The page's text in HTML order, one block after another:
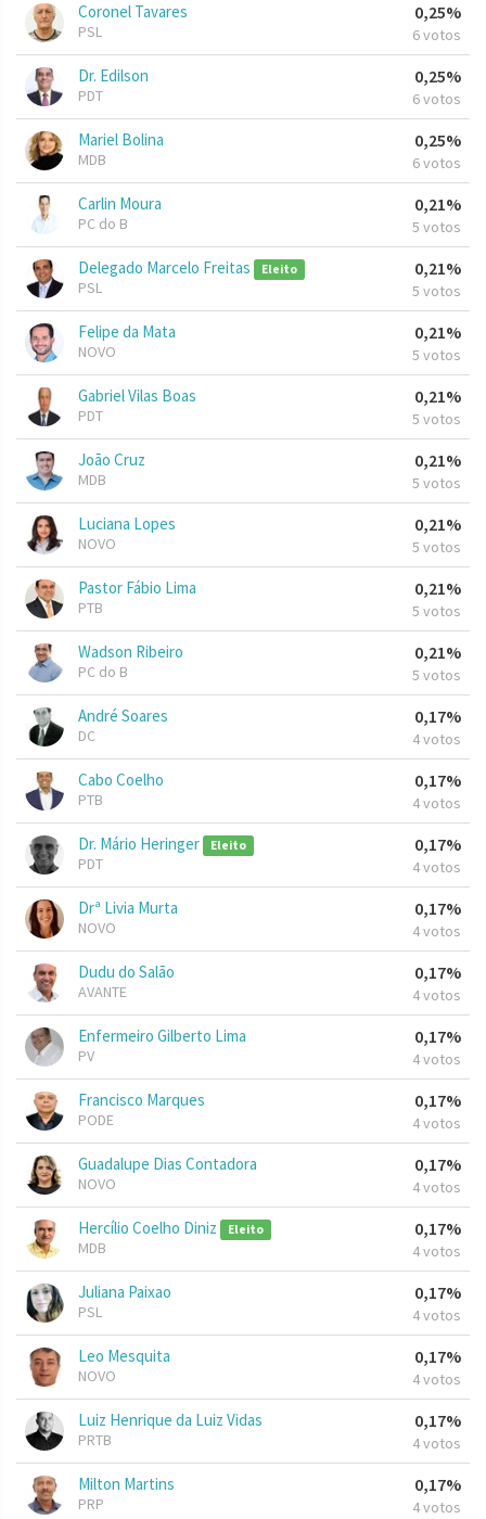
Coronel Tavares
PSL
0,25%
6 votos
Dr. Edilson
PDT
0,25%
6 votos
Mariel Bolina
MDB
0,25%
6 votos
Carlin Moura
PC do B
0,21%
5 votos
Delegado Marcelo Freitas Eleito
PSL
0,21%
5 votos
Felipe da Mata
NOVO
0,21%
5 votos
Gabriel Vilas Boas
PDT
0,21%
5 votos
João Cruz
MDB
0,21%
5 votos
Luciana Lopes
NOVO
0,21%
5 votos
Pastor Fábio Lima
PTB
0,21%
5 votos
Wadson Ribeiro
PC do B
0,21%
5 votos
André Soares
DC
0,17%
4 votos
Cabo Coelho
PTB
0,17%
4 votos
Dr. Mário Heringer Eleito
PDT
0,17%
4 votos
Drª Livia Murta
NOVO
0,17%
4 votos
Dudu do Salão
AVANTE
0,17%
4 votos
Enfermeiro Gilberto Lima
PV
0,17%
4 votos
Francisco Marques
PODE
0,17%
4 votos
Guadalupe Dias Contadora
NOVO
0,17%
4 votos
Hercílio Coelho Diniz Eleito
MDB
0,17%
4 votos
Juliana Paixao
PSL
0,17%
4 votos
Leo Mesquita
NOVO
0,17%
4 votos
Luiz Henrique da Luiz Vidas
PRTB
0,17%
4 votos
Milton Martins
PRP
0,17%
4 votos